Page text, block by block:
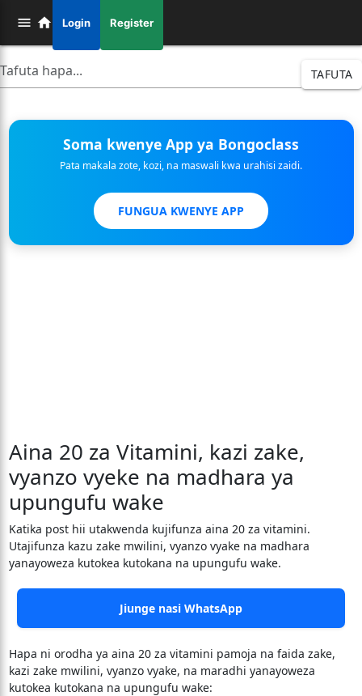
Login Register
TAFUTA
Soma kwenye App ya Bongoclass
Pata makala zote, kozi, na maswali kwa urahisi zaidi.
FUNGUA KWENYE APP
Aina 20 za Vitamini, kazi zake,
vyanzo vyeke na madhara ya
upungufu wake
Katika post hii utakwenda kujifunza aina 20 za vitamini.
Utajifunza kazu zake mwilini, vyanzo vyake na madhara
yanayoweza kutokea kutokana na upungufu wake.
Jiunge nasi WhatsApp
Hapa ni orodha ya aina 20 za vitamini pamoja na faida zake,
kazi zake mwilini, vyanzo vyake, na maradhi yanayoweza
kutokea kutokana na upungufu wake: